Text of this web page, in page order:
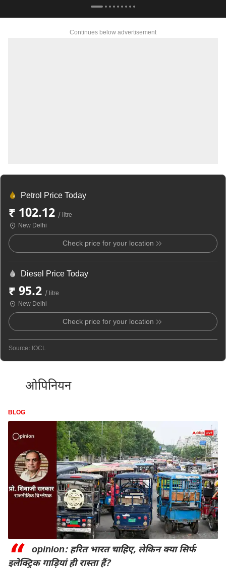
Continues below advertisement
Petrol Price Today
₹ 102.12 / litre
New Delhi
Check price for your location
Diesel Price Today
₹ 95.2 / litre
New Delhi
Check price for your location
Source: IOCL
ओपिनियन
BLOG
“
opinion: हरित भारत चाहिए, लेकिन क्या सिर्फ
इलेक्ट्रिक गाड़ियां ही रास्ता हैं?